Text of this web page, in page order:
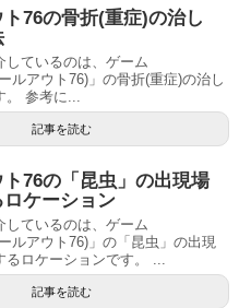
76の骨折(重症)の治し
しているのは、ゲーム
ルアウト76)」の骨折(重症)の治し
。 参考に...
記事を読む
76の「昆虫」の出現場
ケーション
しているのは、ゲーム
ルアウト76)」の「昆虫」の出現
るロケーションです。 ...
記事を読む